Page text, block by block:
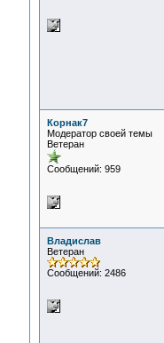
Корнак7
Модератор своей темы
Ветеран
Сообщений: 959
Владислав
Ветеран
Сообщений: 2486